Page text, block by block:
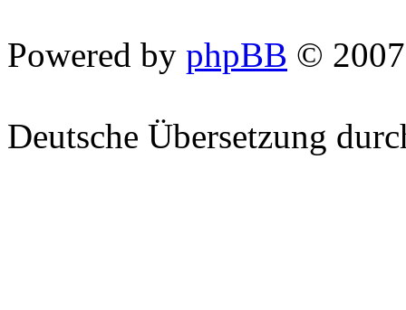
Powered by phpBB ©
Deutsche Übersetzung